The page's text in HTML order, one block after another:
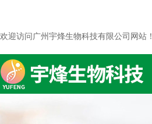
欢迎访问广州宇烽生物科技有限公司网站！